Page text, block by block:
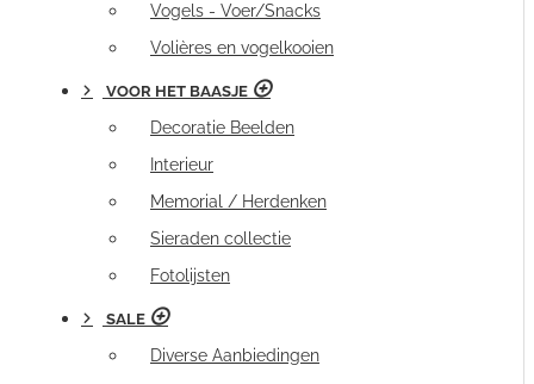
Vogels - Voer/Snacks
Volières en vogelkooien
VOOR HET BAASJE
Decoratie Beelden
Interieur
Memorial / Herdenken
Sieraden collectie
Fotolijsten
SALE
Diverse Aanbiedingen